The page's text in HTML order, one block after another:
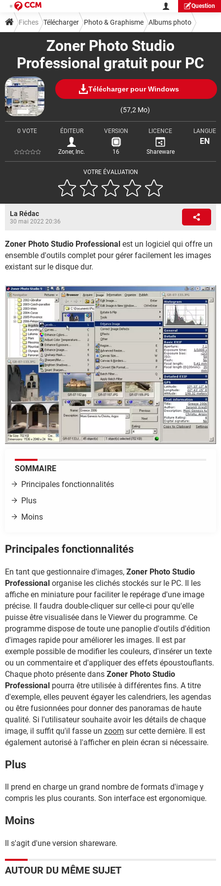
Question
Zoner Photo Studio
Professional gratuit pour PC
Télécharger pour Windows
(57,2 Mo)
VOTRE ÉVALUATION
0 VOTE ÉDITEUR
Zoner, Inc.
VERSION
16
LICENCE
Shareware
LANGUE
EN
Fiches Télécharger Photo & Graphisme Albums photo
La Rédac
30 mai 2022 20:36
Zoner Photo Studio Professional est un logiciel qui offre un
ensemble d'outils complet pour gérer facilement les images
existant sur le disque dur.
SOMMAIRE
Principales fonctionnalités
Plus
Moins
Principales fonctionnalités
En tant que gestionnaire d'images, Zoner Photo Studio
Professional organise les clichés stockés sur le PC. Il les
affiche en miniature pour faciliter le repérage d'une image
précise. Il faudra double-cliquer sur celle-ci pour qu'elle
puisse être visualisée dans le Viewer du programme. Ce
programme dispose de toute une panoplie d'outils d'édition
d'images rapide pour améliorer les images. Il est par
exemple possible de modifier les couleurs, d'insérer un texte
ou un commentaire et d'appliquer des effets époustouflants.
Chaque photo présente dans Zoner Photo Studio
Professional pourra être utilisée à différentes fins. A titre
d'exemple, elles peuvent égayer les calendriers, les agendas
ou être fusionnées pour donner des panoramas de haute
qualité. Si l'utilisateur souhaite avoir les détails de chaque
image, il suffit qu'il fasse un zoom sur cette dernière. Il est
également autorisé à l'afficher en plein écran si nécessaire.
Plus
Il prend en charge un grand nombre de formats d'image y
compris les plus courants. Son interface est ergonomique.
Moins
Il s'agit d'une version shareware.
AUTOUR DU MÊME SUJET